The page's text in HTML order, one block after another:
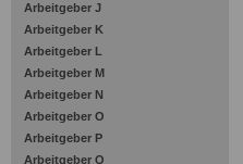
Arbeitgeber J
Arbeitgeber K
Arbeitgeber L
Arbeitgeber M
Arbeitgeber N
Arbeitgeber O
Arbeitgeber P
Arbeitgeber Q